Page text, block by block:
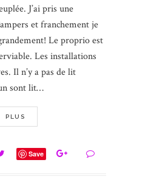
J’ai pris une
et franchement je
Le proprio est
Les installations
Il n’y a pas de lit
sont lit…
PLUS
Save